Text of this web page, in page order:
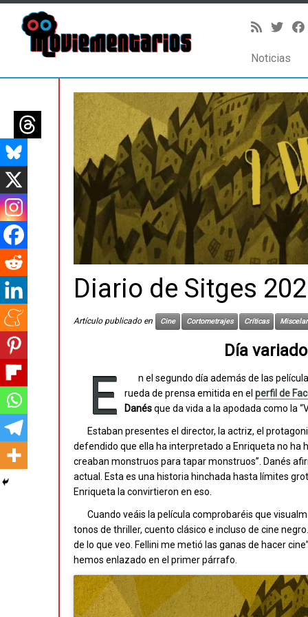
contenido
Noticias
Diario de Sitges
Artículo publicado en Cine Cortometrajes Críticas
Día
E
n el segundo día además de las
rueda de prensa emitida en el perfil de
Danésque da vida a la apodada como la
Estaban presentes el director, la actriz, el
defendido que ella ha interpretado a Enriqueta no ha
creaban monstruos para tapar monstruos”. Danés
actual. Esta es una historia hinchada hasta límites
Enriqueta la convirtieron en eso.
Cuando veáis la película comprobaréis que
tonos de thriller, cuento clásico e incluso de cine
de lo que veo. Fellini me metió las ganas de hacer
hemos enlazado en el primer párrafo.